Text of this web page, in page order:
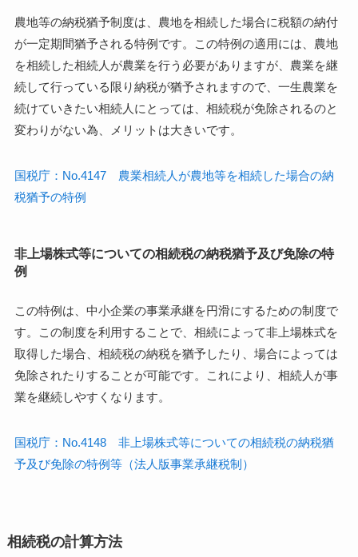
農地等の納税猶予制度は、農地を相続した場合に税額の納付
が一定期間猶予される特例です。この特例の適用には、農地
を相続した相続人が農業を行う必要がありますが、農業を継
続して行っている限り納税が猶予されますので、一生農業を
続けていきたい相続人にとっては、相続税が免除されるのと
変わりがない為、メリットは大きいです。
国税庁：No.4147 農業相続人が農地等を相続した場合の納
税猶予の特例
非上場株式等についての相続税の納税猶予及び免除の特
例
この特例は、中小企業の事業承継を円滑にするための制度で
す。この制度を利用することで、相続によって非上場株式を
取得した場合、相続税の納税を猶予したり、場合によっては
免除されたりすることが可能です。これにより、相続人が事
業を継続しやすくなります。
国税庁：No.4148 非上場株式等についての相続税の納税猶
予及び免除の特例等（法人版事業承継税制）
相続税の計算方法